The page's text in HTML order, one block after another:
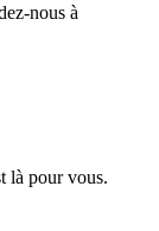
nous à
là pour vous.